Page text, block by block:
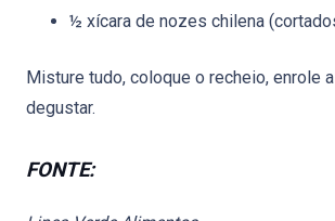
½ xícara de nozes chilena
Misture tudo, coloque o recheio, enrole
degustar.
FONTE: